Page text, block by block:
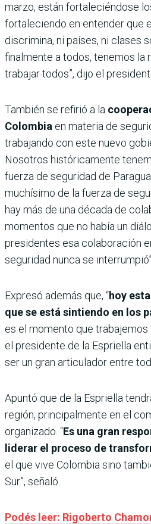
marzo, están fortaleciéndose
fortaleciendo en entender que
discrimina, ni países, ni clases
finalmente a todos, tenemos la
trabajar todos”, dijo el
También se refirió a la
Colombia en materia de
trabajando con este nuevo
Nosotros históricamente
fuerza de seguridad de
muchísimo de la fuerza de
hay más de una década de
momentos que no había un
presidentes esa colaboración
seguridad nunca se
Expresó además que, “hoy
que se está sintiendo en los
es el momento que
el presidente de la Espriella
ser un gran articulador entre
Apuntó que de la Espriella
región, principalmente en el
organizado. “Es una gran
liderar el proceso de
el que vive Colombia sino
Sur”, señaló.
Podés leer: Rigoberto